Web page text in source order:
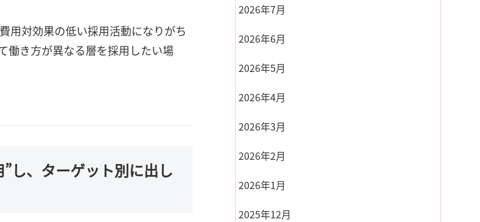
用対効果の低い採用活動になりがち
働き方が異なる層を採用したい場
し、ターゲット別に出し
2026年7月
2026年6月
2026年5月
2026年4月
2026年3月
2026年2月
2026年1月
2025年12月